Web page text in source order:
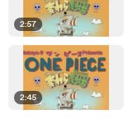
2:57
2:45